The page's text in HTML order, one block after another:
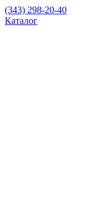
(343) 298-20-40
Каталог